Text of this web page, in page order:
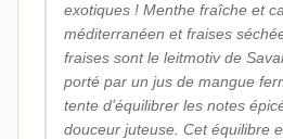
exotiques ! Menthe fraîche et
méditerranéen et fraises
fraises sont le leitmotiv de
porté par un jus de mangue
tente d’équilibrer les notes
douceur juteuse. Cet équilibre